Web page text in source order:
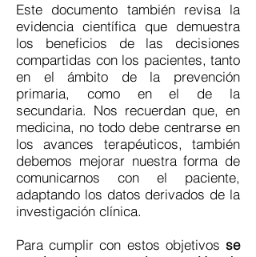
Este documento también revisa la
evidencia científica que demuestra
los beneficios de las decisiones
compartidas con los pacientes, tanto
en el ámbito de la prevención
primaria, como en el de la
secundaria. Nos recuerdan que, en
medicina, no todo debe centrarse en
los avances terapéuticos, también
debemos mejorar nuestra forma de
comunicarnos con el paciente,
adaptando los datos derivados de la
investigación clínica.
Para cumplir con estos objetivos se